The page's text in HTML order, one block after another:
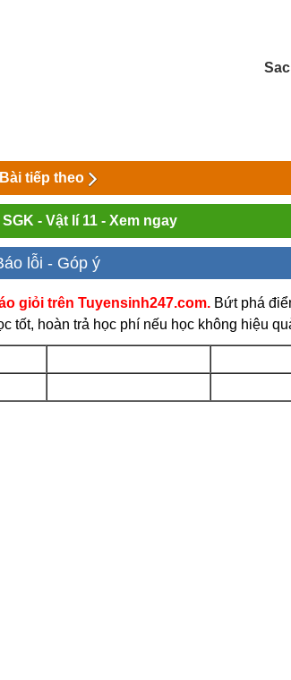
Bài tiếp theo
- Vật lí 11 - Xem ngay
lỗi - Góp ý
giỏi trên Tuyensinh247.com. Bứt phá
tốt, hoàn trả học phí nếu học không hiệu